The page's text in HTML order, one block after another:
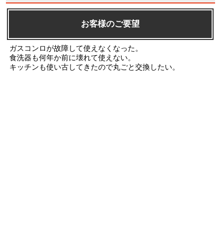
お客様のご要望
ガスコンロが故障して使えなくなった。
食洗器も何年か前に壊れて使えない。
キッチンも使い古してきたので丸ごと交換したい。